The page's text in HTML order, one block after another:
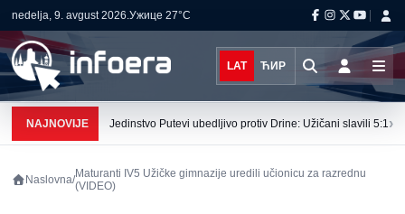
nedelja, 9. avgust 2026.Ужице 27°C
LAT ЋИР
NAJNOVIJE Jedinstvo Putevi ubedljivo protiv Drine: Užičani slavili 5:1›
Naslovna/Maturanti IV5 Užičke gimnazije uredili učionicu za razrednu
(VIDEO)